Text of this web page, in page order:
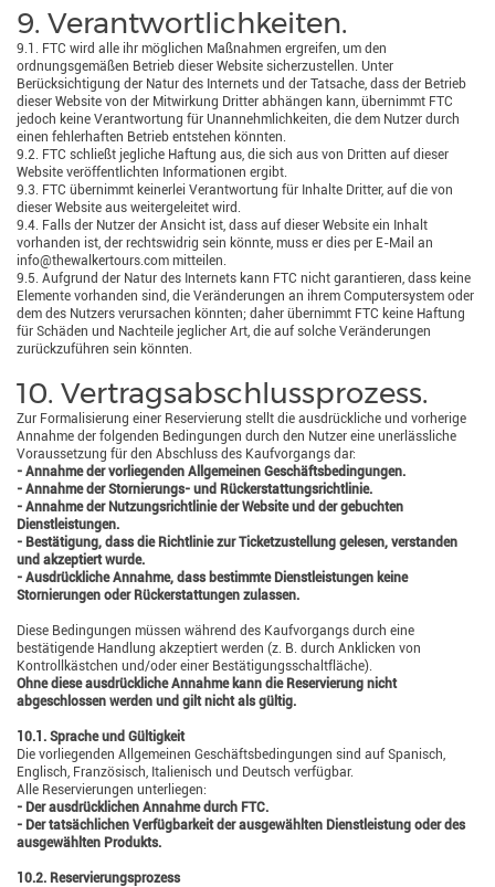
9. Verantwortlichkeiten.
9.1. FTC wird alle ihr möglichen Maßnahmen ergreifen, um den
ordnungsgemäßen Betrieb dieser Website sicherzustellen. Unter
Berücksichtigung der Natur des Internets und der Tatsache, dass der Betrieb
dieser Website von der Mitwirkung Dritter abhängen kann, übernimmt FTC
jedoch keine Verantwortung für Unannehmlichkeiten, die dem Nutzer durch
einen fehlerhaften Betrieb entstehen könnten.
9.2. FTC schließt jegliche Haftung aus, die sich aus von Dritten auf dieser
Website veröffentlichten Informationen ergibt.
9.3. FTC übernimmt keinerlei Verantwortung für Inhalte Dritter, auf die von
dieser Website aus weitergeleitet wird.
9.4. Falls der Nutzer der Ansicht ist, dass auf dieser Website ein Inhalt
vorhanden ist, der rechtswidrig sein könnte, muss er dies per E-Mail an
info@thewalkertours.com mitteilen.
9.5. Aufgrund der Natur des Internets kann FTC nicht garantieren, dass keine
Elemente vorhanden sind, die Veränderungen an ihrem Computersystem oder
dem des Nutzers verursachen könnten; daher übernimmt FTC keine Haftung
für Schäden und Nachteile jeglicher Art, die auf solche Veränderungen
zurückzuführen sein könnten.
10. Vertragsabschlussprozess.
Zur Formalisierung einer Reservierung stellt die ausdrückliche und vorherige
Annahme der folgenden Bedingungen durch den Nutzer eine unerlässliche
Voraussetzung für den Abschluss des Kaufvorgangs dar:
- Annahme der vorliegenden Allgemeinen Geschäftsbedingungen.
- Annahme der Stornierungs- und Rückerstattungsrichtlinie.
- Annahme der Nutzungsrichtlinie der Website und der gebuchten
Dienstleistungen.
- Bestätigung, dass die Richtlinie zur Ticketzustellung gelesen, verstanden
und akzeptiert wurde.
- Ausdrückliche Annahme, dass bestimmte Dienstleistungen keine
Stornierungen oder Rückerstattungen zulassen.
Diese Bedingungen müssen während des Kaufvorgangs durch eine
bestätigende Handlung akzeptiert werden (z. B. durch Anklicken von
Kontrollkästchen und/oder einer Bestätigungsschaltfläche).
Ohne diese ausdrückliche Annahme kann die Reservierung nicht
abgeschlossen werden und gilt nicht als gültig.
10.1. Sprache und Gültigkeit
Die vorliegenden Allgemeinen Geschäftsbedingungen sind auf Spanisch,
Englisch, Französisch, Italienisch und Deutsch verfügbar.
Alle Reservierungen unterliegen:
- Der ausdrücklichen Annahme durch FTC.
- Der tatsächlichen Verfügbarkeit der ausgewählten Dienstleistung oder des
ausgewählten Produkts.
10.2. Reservierungsprozess